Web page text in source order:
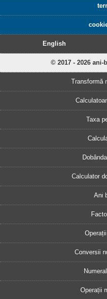
English
© 2017 - 2026
Transformă
Taxa
Calculator
Ani
Conversii
Operații